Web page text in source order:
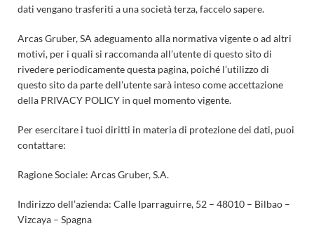
dati vengano trasferiti a una società terza, faccelo sapere.
Arcas Gruber, SA adeguamento alla normativa vigente o ad altri
motivi, per i quali si raccomanda all’utente di questo sito di
rivedere periodicamente questa pagina, poiché l’utilizzo di
questo sito da parte dell’utente sarà inteso come accettazione
della PRIVACY POLICY in quel momento vigente.
Per esercitare i tuoi diritti in materia di protezione dei dati, puoi
contattare:
Ragione Sociale: Arcas Gruber, S.A.
Indirizzo dell’azienda: Calle Iparraguirre, 52 – 48010 – Bilbao –
Vizcaya – Spagna